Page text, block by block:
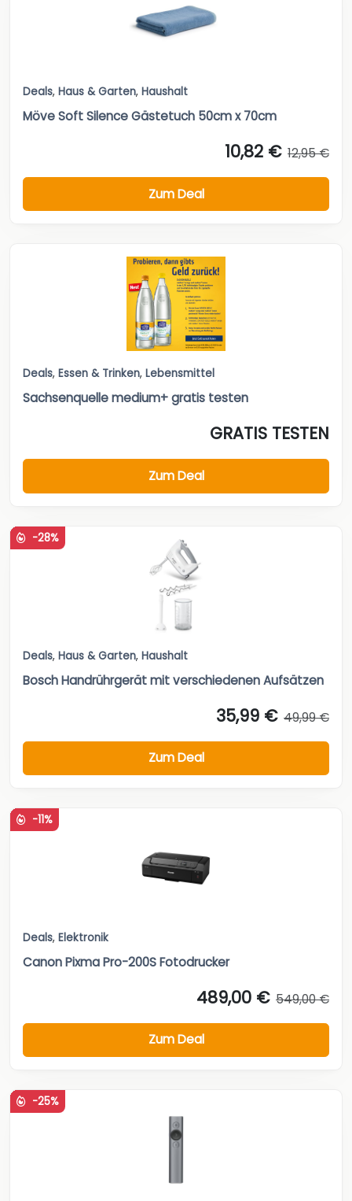
Deals, Haus & Garten, Haushalt
Möve Soft Silence Gästetuch 50cm x 70cm
10,82 € 12,95 €
Zum Deal
Deals, Essen & Trinken, Lebensmittel
Sachsenquelle medium+ gratis testen
GRATIS TESTEN
Zum Deal
-28%
Deals, Haus & Garten, Haushalt
Bosch Handrührgerät mit verschiedenen Aufsätzen
35,99 € 49,99 €
Zum Deal
-11%
Deals, Elektronik
Canon Pixma Pro-200S Fotodrucker
489,00 € 549,00 €
Zum Deal
-25%